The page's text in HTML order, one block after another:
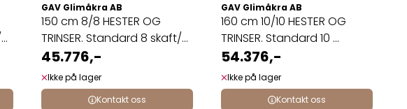
GAV Glimåkra AB
150 cm 8/8 HESTER OG
TRINSER. Standard 8 skaft/8
...
45.776,-
Ikke på lager
Kontakt oss
GAV Glimåkra AB
160 cm 10/10 HESTER OG
TRINSER. Standard 10 ...
54.376,-
Ikke på lager
Kontakt oss